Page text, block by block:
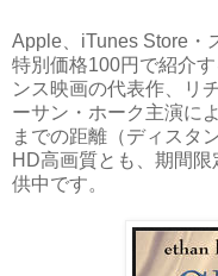
Apple、iTunes Store・
特別価格100円で紹介
ンス映画の代表作、リ
ーサン・ホーク主演に
までの距離（ディスタ
HD高画質とも、期間
供中です。